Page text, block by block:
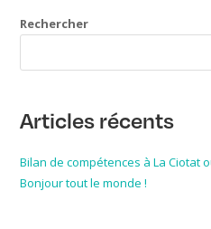
Rechercher
Articles récents
Bilan de compétences à La Ciotat
Bonjour tout le monde !